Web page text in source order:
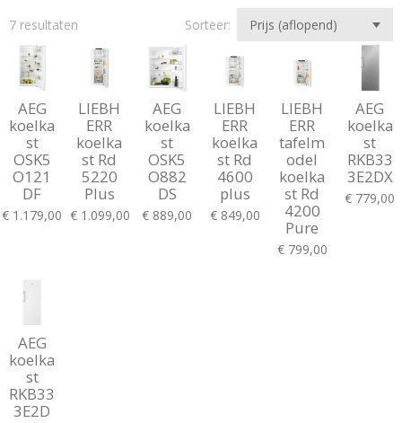
7 resultaten Sorteer:
AEG
koelka
st
OSK5
O121
DF
€ 1.179,00
LIEBH
ERR
koelka
st Rd
5220
Plus
€ 1.099,00
AEG
koelka
st
OSK5
O882
DS
€ 889,00
LIEBH
ERR
koelka
st Rd
4600
plus
€ 849,00
LIEBH
ERR
tafelm
odel
koelka
st Rd
4200
Pure
€ 799,00
AEG
koelka
st
RKB33
3E2DX
€ 779,00
AEG
koelka
st
RKB33
3E2D